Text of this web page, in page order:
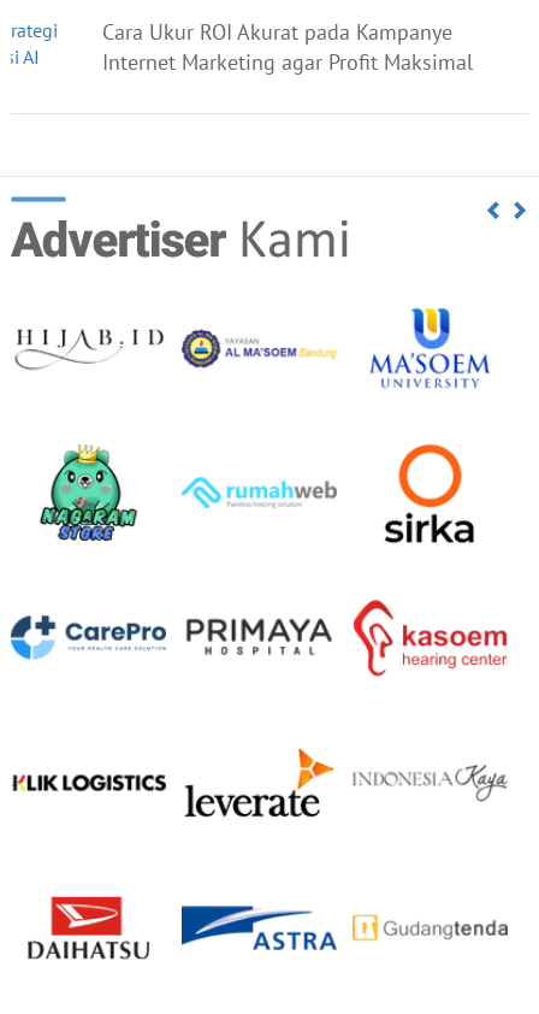
Cara Ukur ROI Akurat pada Kampanye
Internet Marketing agar Profit Maksimal